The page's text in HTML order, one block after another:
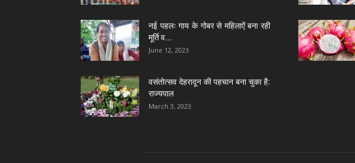
नई पहलः गाय के गोबर से महिलाऐं बना रही
मूर्ति व...
June 12, 2023
वसंतोत्सव देहरादून की पहचान बना चुका है:
राज्यपाल
March 3, 2023